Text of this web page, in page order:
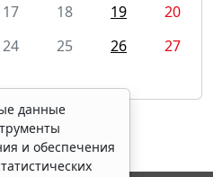
17 18 19
20
24 25 26
27
данные
и обеспечения